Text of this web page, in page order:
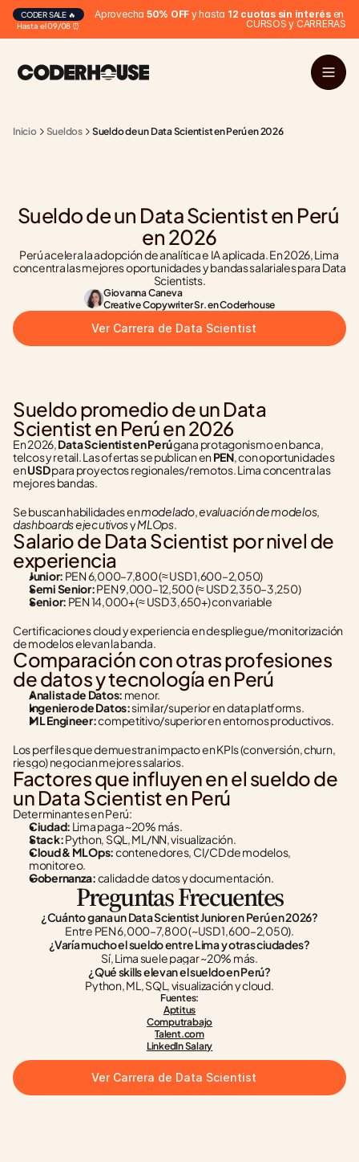
Hasta el 09/08 ⏰
CODER SALE 🔥 Aprovecha 50% OFF y hasta 12 cuotas sin interés en
CURSOS y CARRERAS
Inicio Sueldos Sueldo de un Data Scientist en Perú en 2026
Sueldo de un Data Scientist en Perú
en 2026
Perú acelera la adopción de analítica e IA aplicada. En 2026, Lima
concentra las mejores oportunidades y bandas salariales para Data
Scientists.
Giovanna Caneva
Creative Copywriter Sr. en Coderhouse
Ver Carrera de Data Scientist
Sueldo promedio de un Data
Scientist en Perú en 2026
En 2026, Data Scientist en Perú gana protagonismo en banca,
telcos y retail. Las ofertas se publican en PEN, con oportunidades
en USD para proyectos regionales/remotos. Lima concentra las
mejores bandas.
Se buscan habilidades en modelado, evaluación de modelos
dashboards ejecutivos y MLOps.
Salario de Data Scientist por nivel de
experiencia
Junior: PEN 6,000–7,800 (≈ USD 1,600–2,050)
Semi Senior: PEN 9,000–12,500 (≈ USD 2,350–3,250)
Senior: PEN 14,000+ (≈ USD 3,650+) con variable
Certificaciones cloud y experiencia en despliegue/monitorización
de modelos elevan la banda.
Comparación con otras profesiones
de datos y tecnología en Perú
Analista de Datos: menor.
Ingeniero de Datos: similar/superior en data platforms.
ML Engineer: competitivo/superior en entornos productivos.
Los perfiles que demuestran impacto en KPIs (conversión, churn,
riesgo) negocian mejores salarios.
Factores que influyen en el sueldo de
un Data Scientist en Perú
Determinantes en Perú:
Ciudad: Lima paga ~20% más.
Stack: Python, SQL, ML/NN, visualización.
Cloud & MLOps: contenedores, CI/CD de modelos,
monitoreo.
Gobernanza: calidad de datos y documentación.
Preguntas Frecuentes
¿Cuánto gana un Data Scientist Junior en Perú en 2026?
Entre PEN 6,000–7,800 (~USD 1,600–2,050).
¿Varía mucho el sueldo entre Lima y otras ciudades?
Sí, Lima suele pagar ~20% más.
¿Qué skills elevan el sueldo en Perú?
Python, ML, SQL, visualización y cloud.
Fuentes:
Aptitus
Computrabajo
Talent.com
LinkedIn Salary
Ver Carrera de Data Scientist